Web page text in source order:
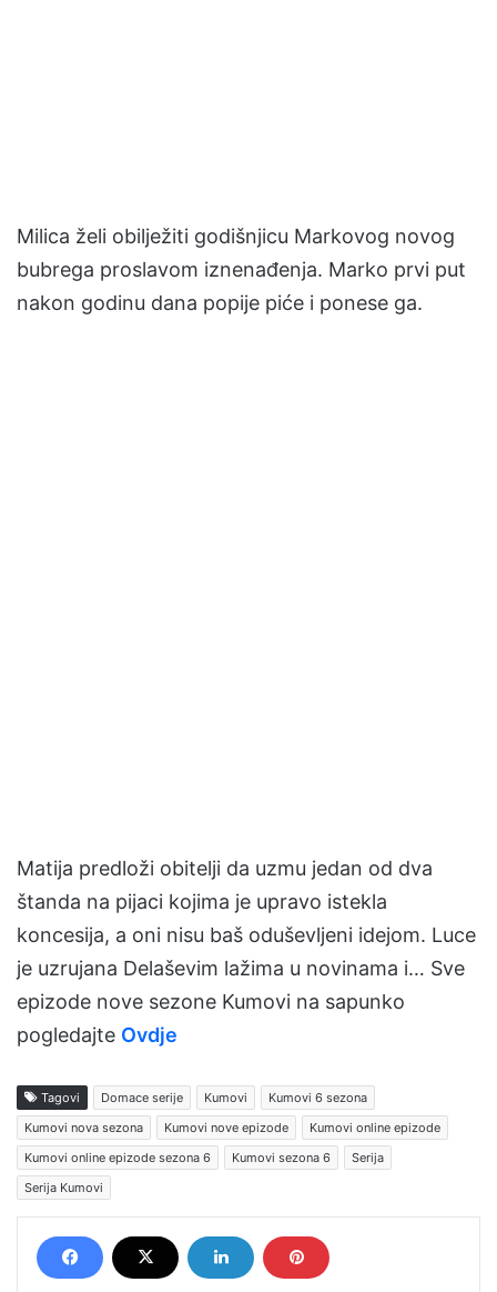
Milica želi obilježiti godišnjicu Markovog novog
bubrega proslavom iznenađenja. Marko prvi put
nakon godinu dana popije piće i ponese ga.
Matija predloži obitelji da uzmu jedan od dva
štanda na pijaci kojima je upravo istekla
koncesija, a oni nisu baš oduševljeni idejom. Luce
je uzrujana Delaševim lažima u novinama i… Sve
epizode nove sezone Kumovi na sapunko
pogledajte Ovdje
Tagovi Domace serije Kumovi
Kumovi 6 sezona
Kumovi nova sezona
Kumovi nove epizode
Kumovi online epizode
Kumovi online epizode sezona 6
Kumovi sezona 6
Serija
Serija Kumovi